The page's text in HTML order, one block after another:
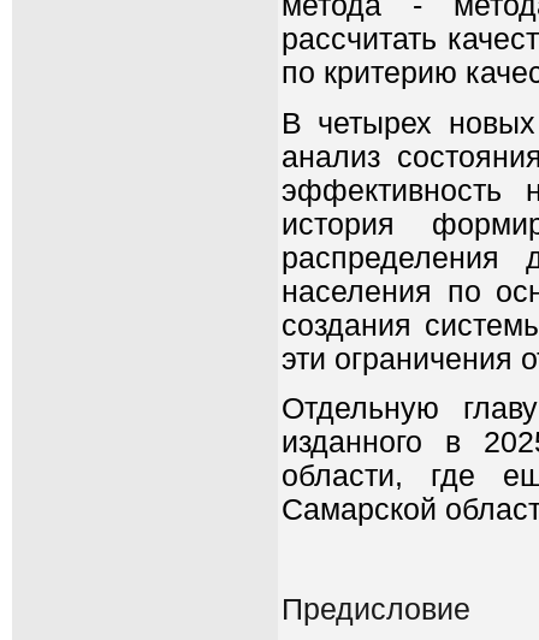
рассчитать
по критерию
В четырех
анализ
история
распределения
населения по
создания
эти ограничения
Отдельную
изданного в
области, где
Самарской
Предисловие